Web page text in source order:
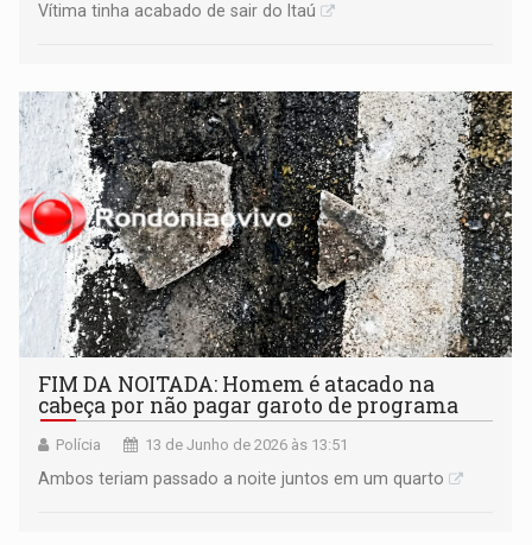
Vítima tinha acabado de sair do Itaú
FIM DA NOITADA: Homem é atacado na
cabeça por não pagar garoto de programa
Polícia 13 de Junho de 2026 às 13:51
Ambos teriam passado a noite juntos em um quarto